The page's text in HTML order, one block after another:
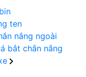
ten
nắng ngoài
bắt chắn nắng